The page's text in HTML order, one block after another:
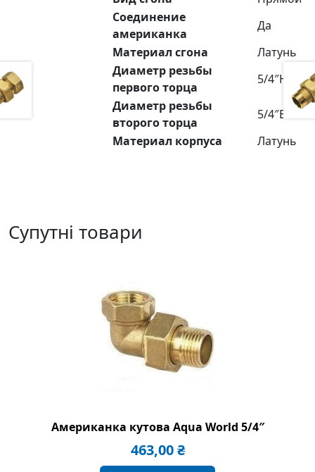
Соединение
американка
Да
Материал сгона
Латунь
Диаметр резьбы
первого торца
5/4″Н
Диаметр резьбы
второго торца
5/4″В
Материал корпуса
Латунь
Супутні товари
Американка кутова Aqua World 5/4″
463,00₴